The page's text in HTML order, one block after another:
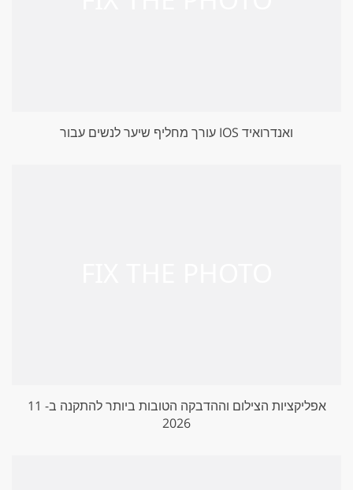
עורך מחליף שיער לנשים עבור IOS ואנדרואיד
11 אפליקציות הצילום וההדבקה הטובות ביותר להתקנה ב-
2026